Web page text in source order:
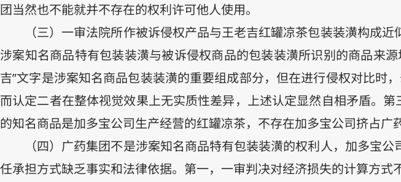
团当然也不能就并不存在的权利许可他人使用。
（三）一审法院所作被诉侵权产品与王老吉红罐凉茶包装装潢构成
涉案知名商品特有包装装潢与被诉侵权商品的包装装潢所识别的商品来
吉”文字是涉案知名商品包装装潢的重要组成部分，但在进行侵权对比时
而认定二者在整体视觉效果上无实质性差异，上述认定显然自相矛盾。第
的知名商品是加多宝公司生产经营的红罐凉茶，不存在加多宝公司挤占广
（四）广药集团不是涉案知名商品特有包装装潢的权利人，加多宝
任承担方式缺乏事实和法律依据。第一，一审判决对经济损失的计算方